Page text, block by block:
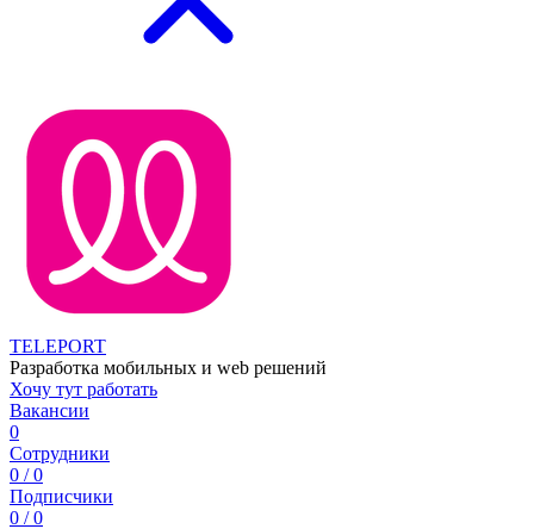
TELEPORT
Разработка мобильных и web решений
Хочу тут работать
Вакансии
0
Сотрудники
0 / 0
Подписчики
0 / 0